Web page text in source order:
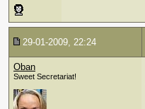
29-01-2009, 22:24
Oban
Sweet Secretariat!